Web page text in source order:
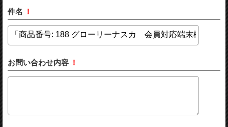
件名 !
お問い合わせ内容 !